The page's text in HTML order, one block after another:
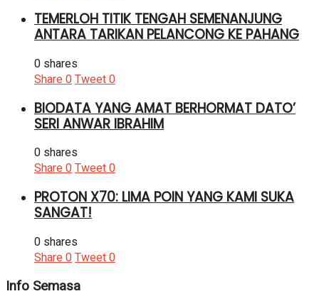
TEMERLOH TITIK TENGAH SEMENANJUNG
ANTARA TARIKAN PELANCONG KE PAHANG
0 shares
Share0Tweet0
BIODATA YANG AMAT BERHORMAT DATO’
SERI ANWAR IBRAHIM
0 shares
Share0Tweet0
PROTON X70: LIMA POIN YANG KAMI SUKA
SANGAT!
0 shares
Share0Tweet0
Info Semasa